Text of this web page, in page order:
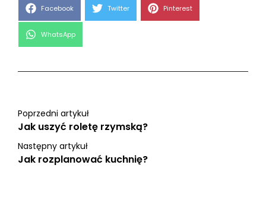
Share
Facebook Share
Twitter Share
Pinterest
Share
WhatsApp
Poprzedni artykuł
Jak uszyć roletę rzymską?
Następny artykuł
Jak rozplanować kuchnię?